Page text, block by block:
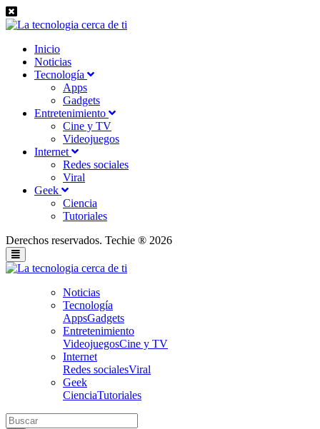
Inicio
Noticias
Tecnología
Apps
Gadgets
Entretenimiento
Cine y TV
Videojuegos
Internet
Redes sociales
Viral
Geek
Ciencia
Tutoriales
Derechos reservados. Techie ® 2026
Noticias
Tecnología
AppsGadgets
Entretenimiento
VideojuegosCine y TV
Internet
Redes socialesViral
Geek
CienciaTutoriales